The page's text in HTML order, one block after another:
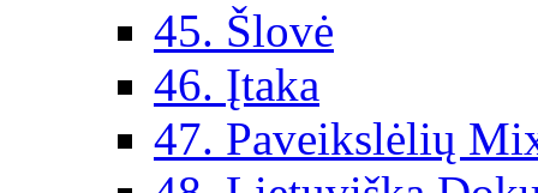
45. Šlovė
46. Įtaka
47. Paveikslėlių